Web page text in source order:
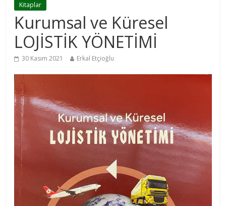
Kitaplar
Kurumsal ve Küresel
LOJİSTİK YÖNETİMİ
30 Kasım 2021 Erkal Etçioğlu